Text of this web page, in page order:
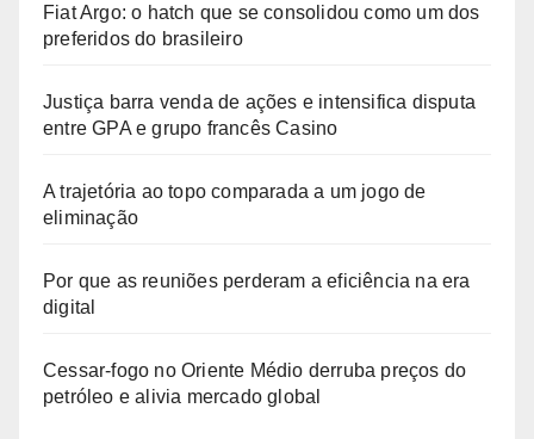
Fiat Argo: o hatch que se consolidou como um dos
preferidos do brasileiro
Justiça barra venda de ações e intensifica disputa
entre GPA e grupo francês Casino
A trajetória ao topo comparada a um jogo de
eliminação
Por que as reuniões perderam a eficiência na era
digital
Cessar-fogo no Oriente Médio derruba preços do
petróleo e alivia mercado global